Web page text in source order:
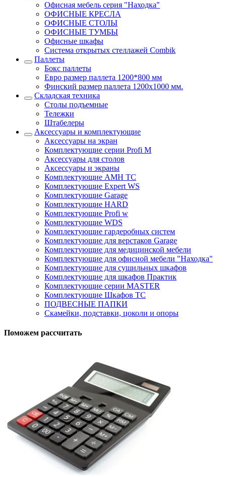
Офисная мебель серия "Находка"
ОФИСНЫЕ КРЕСЛА
ОФИСНЫЕ СТОЛЫ
ОФИСНЫЕ ТУМБЫ
Офисные шкафы
Система открытых стеллажей Combik
Паллеты
Бокс паллеты
Евро размер паллета 1200*800 мм
Финский размер паллета 1200х1000 мм.
Складская техника
Столы подъемные
Тележки
Штабелеры
Аксессуары и комплектующие
Аксессуары на экран
Комплектующие серии Profi M
Аксессуары для столов
Аксессуары и экраны
Комплектующие AMH TC
Комплектующие Expert WS
Комплектующие Garage
Комплектующие HARD
Комплектующие Profi w
Комплектующие WDS
Комплектующие гардеробных систем
Комплектующие для верстаков Garage
Комплектующие для медицинской мебели
Комплектующие для офисной мебели "Находка"
Комплектующие для сушильных шкафов
Комплектующие для шкафов Практик
Комплектующие серии MASTER
Комплектующие Шкафов ТС
ПОДВЕСНЫЕ ПАПКИ
Скамейки, подставки, цоколи и опоры
Поможем рассчитать